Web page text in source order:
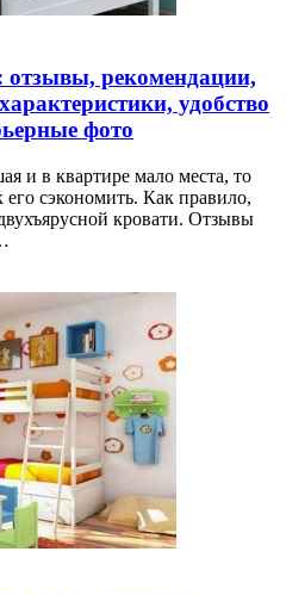
отзывы, рекомендации,
удобство
фото
и в квартире мало места, то
его сэкономить. Как правило,
кровати. Отзывы